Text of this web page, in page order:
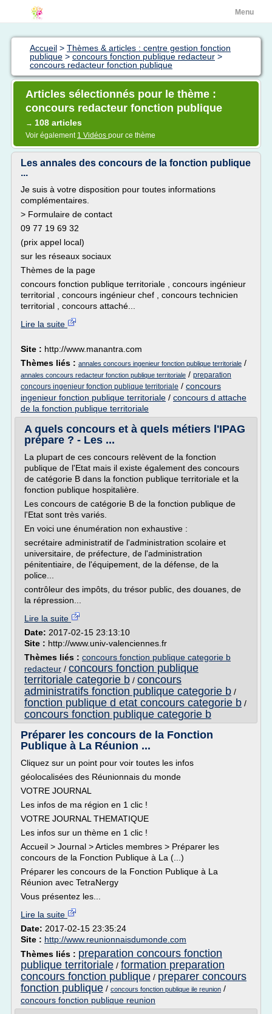
Menu
Accueil > Thèmes & articles : centre gestion fonction
publique > concours fonction publique redacteur >
concours redacteur fonction publique
Articles sélectionnés pour le thème :
concours redacteur fonction publique
→ 108 articles
Voir également 1 Vidéos pour ce thème
Les annales des concours de la fonction publique
...
Je suis à votre disposition pour toutes informations
complémentaires.
> Formulaire de contact
09 77 19 69 32
(prix appel local)
sur les réseaux sociaux
Thèmes de la page
concours fonction publique territoriale , concours ingénieur
territorial , concours ingénieur chef , concours technicien
territorial , concours attaché...
Lire la suite
Site : http://www.manantra.com
Thèmes liés : annales concours ingenieur fonction publique territoriale /
annales concours redacteur fonction publique territoriale / preparation
concours ingenieur fonction publique territoriale / concours
ingenieur fonction publique territoriale / concours d attache
de la fonction publique territoriale
A quels concours et à quels métiers l'IPAG
prépare ? - Les ...
La plupart de ces concours relèvent de la fonction
publique de l'Etat mais il existe également des concours
de catégorie B dans la fonction publique territoriale et la
fonction publique hospitalière.
Les concours de catégorie B de la fonction publique de
l'Etat sont très variés.
En voici une énumération non exhaustive :
secrétaire administratif de l'administration scolaire et
universitaire, de préfecture, de l'administration
pénitentiaire, de l'équipement, de la défense, de la
police...
contrôleur des impôts, du trésor public, des douanes, de
la répression...
Lire la suite
Date: 2017-02-15 23:13:10
Site : http://www.univ-valenciennes.fr
Thèmes liés : concours fonction publique categorie b
redacteur / concours fonction publique
territoriale categorie b / concours
administratifs fonction publique categorie b /
fonction publique d etat concours categorie b /
concours fonction publique categorie b
Préparer les concours de la Fonction
Publique à La Réunion ...
Cliquez sur un point pour voir toutes les infos
géolocalisées des Réunionnais du monde
VOTRE JOURNAL
Les infos de ma région en 1 clic !
VOTRE JOURNAL THEMATIQUE
Les infos sur un thème en 1 clic !
Accueil > Journal > Articles membres > Préparer les
concours de la Fonction Publique à La (...)
Préparer les concours de la Fonction Publique à La
Réunion avec TetraNergy
Vous présentez les...
Lire la suite
Date: 2017-02-15 23:35:24
Site : http://www.reunionnaisdumonde.com
Thèmes liés : preparation concours fonction
publique territoriale / formation preparation
concours fonction publique / preparer concours
fonction publique / concours fonction publique ile reunion /
concours fonction publique reunion